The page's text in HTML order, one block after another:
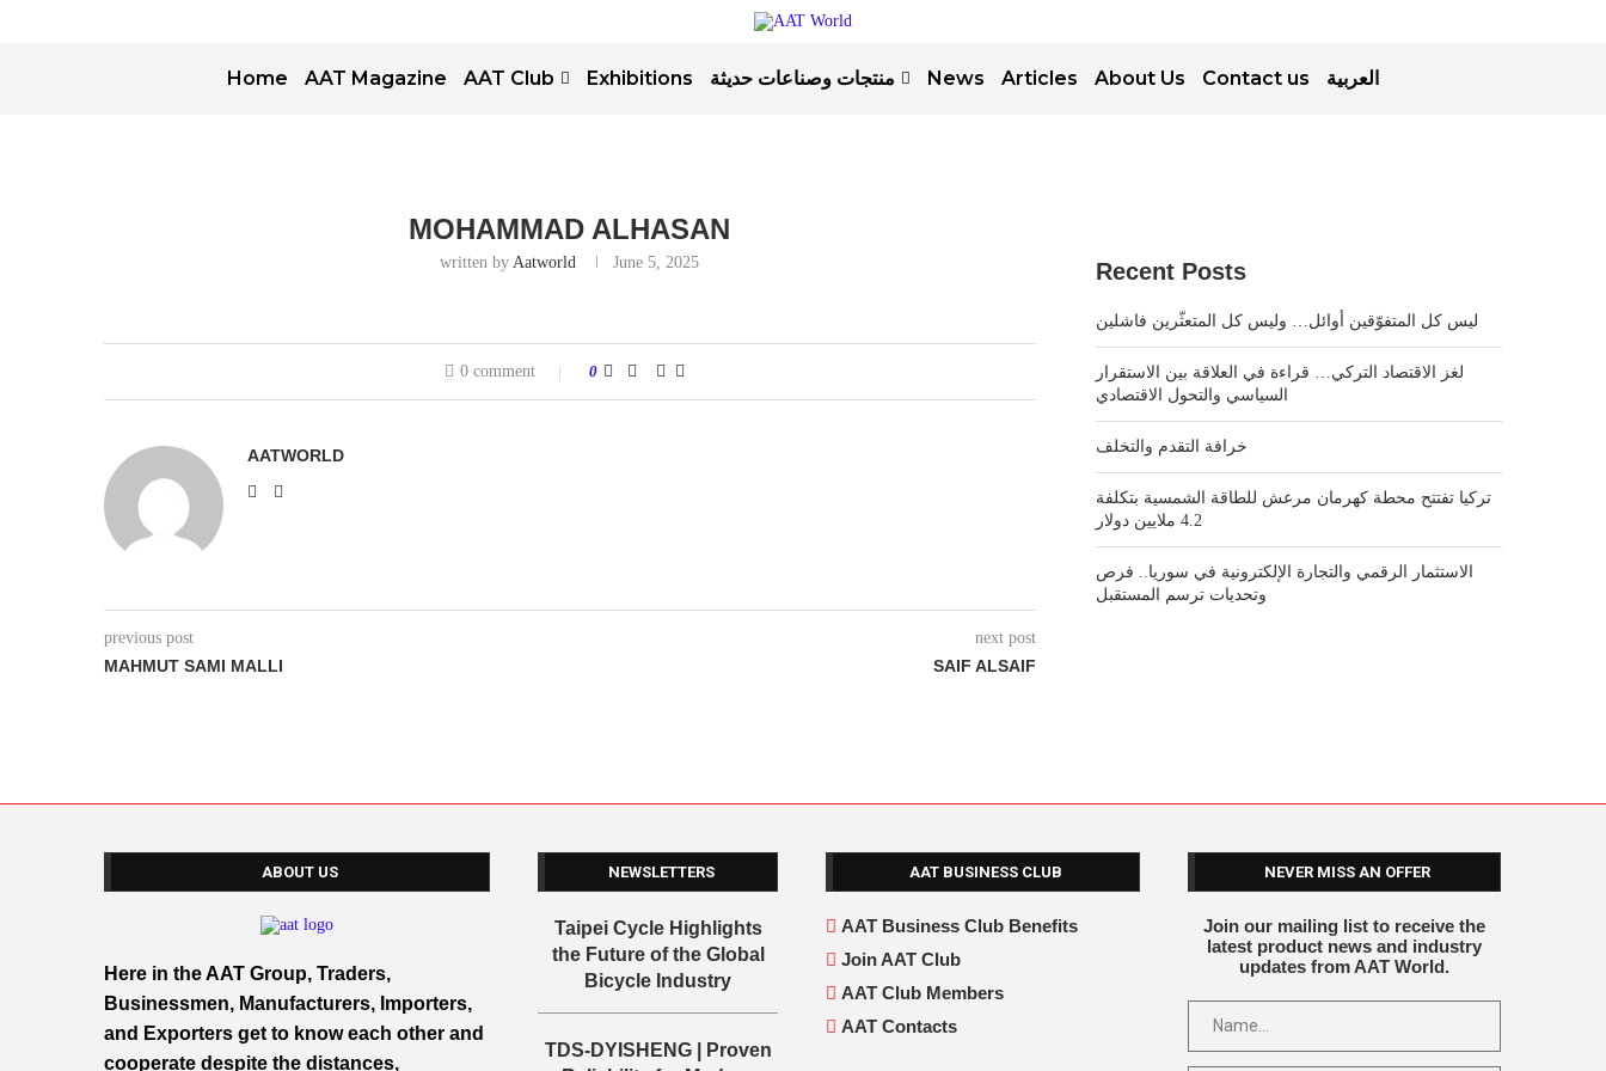
Home AAT Magazine AAT Club Exhibitions منتجات وصناعات حديثة News Articles About Us Contact us العربية
MOHAMMAD ALHASAN
written byAatworld June 5, 2025
0 comment 0
AATWORLD
previous post
MAHMUT SAMI MALLI
next post
SAIF ALSAIF
Recent Posts
ليس كل المتفوّقين أوائل… وليس كل المتعثّرين فاشلين
لغز الاقتصاد التركي… قراءة في العلاقة بين الاستقرار
السياسي والتحول الاقتصادي
خرافة التقدم والتخلف
تركيا تفتتح محطة كهرمان مرعش للطاقة الشمسية بتكلفة
4.2 ملايين دولار
الاستثمار الرقمي والتجارة الإلكترونية في سوريا.. فرص
وتحديات ترسم المستقبل
ABOUT US
Here in the AAT Group, Traders,
Businessmen, Manufacturers, Importers,
and Exporters get to know each other and
cooperate despite the distances,
NEWSLETTERS
Taipei Cycle Highlights
the Future of the Global
Bicycle Industry
TDS-DYISHENG | Proven
AAT BUSINESS CLUB
AAT Business Club Benefits
Join AAT Club
AAT Club Members
AAT Contacts
NEVER MISS AN OFFER
Join our mailing list to receive the
latest product news and industry
updates from AAT World.